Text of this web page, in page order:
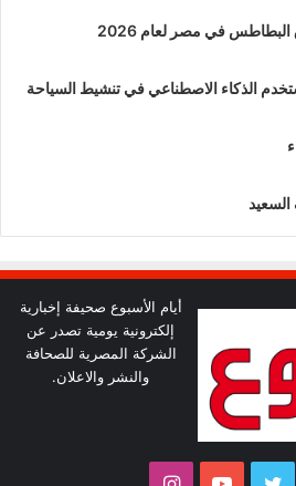
في مصر لعام 2026
الذكاء الاصطناعي في تنشيط السياحة
أيام الأسبوع صحيفة إخبارية
إلكترونية يومية تصدر عن
الشركة المصرية للصحافة
والنشر والاعلان.